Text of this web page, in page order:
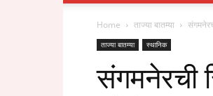
Home ताज्या बातम्या
ताज्या बातम्या स्थानिक
संगमनेरची